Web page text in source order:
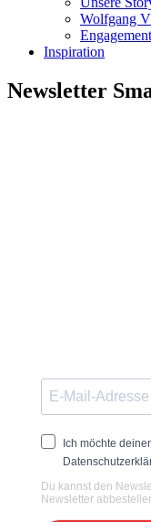
Wolfgang
Engagement
Inspiration
Newsletter
Ich möchte
Du kannst den
Newsletter